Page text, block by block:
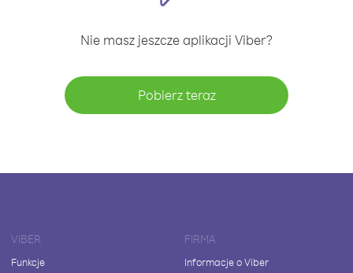
Nie masz jeszcze aplikacji Viber?
Pobierz teraz
VIBER
Funkcje
FIRMA
Informacje o Viber